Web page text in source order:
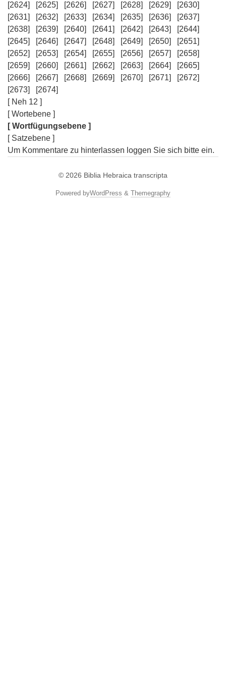
[2624]
[2625] [2626] [2627] [2628] [2629]
[2630]
[2631]
[2632] [2633] [2634] [2635] [2636]
[2637]
[2638]
[2639] [2640] [2641] [2642] [2643]
[2644]
[2645]
[2646] [2647] [2648] [2649] [2650]
[2651]
[2652]
[2653] [2654] [2655] [2656] [2657]
[2658]
[2659]
[2660] [2661] [2662] [2663] [2664]
[2665]
[2666]
[2667] [2668] [2669] [2670] [2671]
[2672]
[2673]
[2674]
[ Neh 12 ]
[ Wortebene ]
[ Wortfügungsebene ]
[ Satzebene ]
Um Kommentare zu hinterlassen loggen Sie sich bitte ein.
© 2026 Biblia Hebraica transcripta
Powered byWordPress & Themegraphy